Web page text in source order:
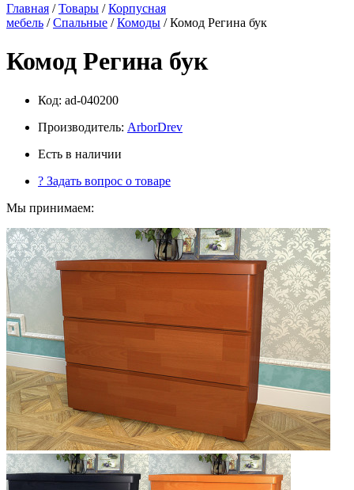
Главная /Товары /Корпусная
мебель /Спальные /Комоды / Комод Регина бук
Комод Регина бук
Код: ad-040200
Производитель: ArborDrev
Есть в наличии
? Задать вопрос о товаре
Мы принимаем: